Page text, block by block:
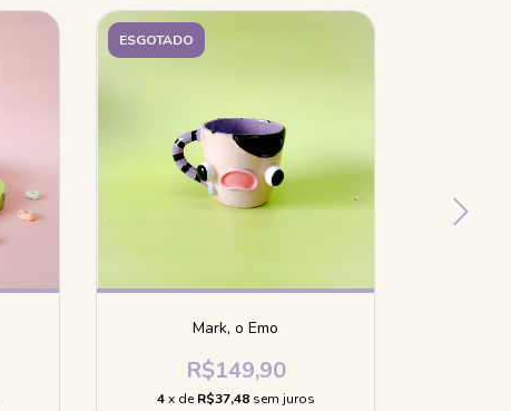
ESGOTADO
Mark, o Emo
R$149,90
4 x deR$37,48 sem juros